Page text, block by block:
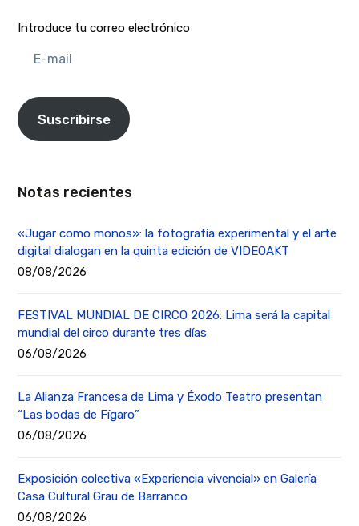
Introduce tu correo electrónico
mail
Suscribirse
Notas recientes
«Jugar como monos»: la fotografía experimental y el arte
digital dialogan en la quinta edición de VIDEOAKT
08/08/2026
FESTIVAL MUNDIAL DE CIRCO 2026: Lima será la capital
mundial del circo durante tres días
06/08/2026
La Alianza Francesa de Lima y Éxodo Teatro presentan
“Las bodas de Fígaro”
06/08/2026
Exposición colectiva «Experiencia vivencial» en Galería
Casa Cultural Grau de Barranco
06/08/2026